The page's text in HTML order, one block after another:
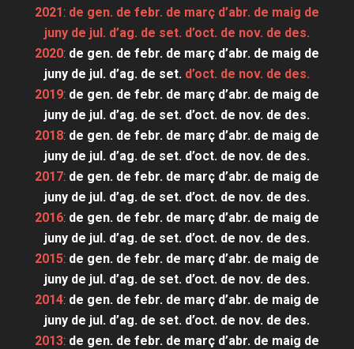
2021: de gen. de febr. de març d’abr. de maig de
juny de jul. d’ag. de set. d’oct. de nov. de des.
2020: de gen. de febr. de març d’abr. de maig de
juny de jul. d’ag. de set. d’oct. de nov. de des.
2019: de gen. de febr. de març d’abr. de maig de
juny de jul. d’ag. de set. d’oct. de nov. de des.
2018: de gen. de febr. de març d’abr. de maig de
juny de jul. d’ag. de set. d’oct. de nov. de des.
2017: de gen. de febr. de març d’abr. de maig de
juny de jul. d’ag. de set. d’oct. de nov. de des.
2016: de gen. de febr. de març d’abr. de maig de
juny de jul. d’ag. de set. d’oct. de nov. de des.
2015: de gen. de febr. de març d’abr. de maig de
juny de jul. d’ag. de set. d’oct. de nov. de des.
2014: de gen. de febr. de març d’abr. de maig de
juny de jul. d’ag. de set. d’oct. de nov. de des.
2013: de gen. de febr. de març d’abr. de maig de